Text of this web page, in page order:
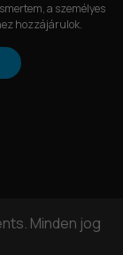
a személyes
hozzájárulok.
Minden jog